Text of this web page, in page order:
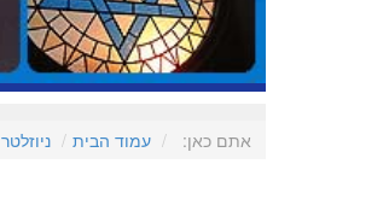
אתם כאן: עמוד הבית ניוזלטר